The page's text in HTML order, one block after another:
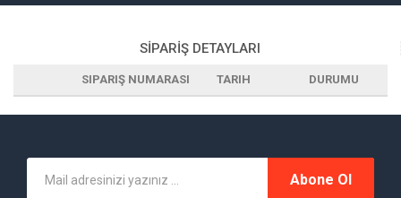
SİPARİŞ DETAYLARI
SIPARIŞ NUMARASI TARIH DURUMU
Abone Ol